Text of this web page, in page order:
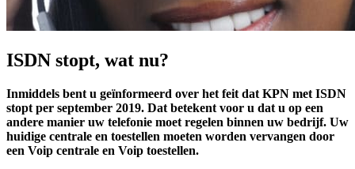
ISDN stopt, wat nu?
Inmiddels bent u geïnformeerd over het feit dat KPN met ISDN
stopt per september 2019. Dat betekent voor u dat u op een
andere manier uw telefonie moet regelen binnen uw bedrijf. Uw
huidige centrale en toestellen moeten worden vervangen door
een Voip centrale en Voip toestellen.